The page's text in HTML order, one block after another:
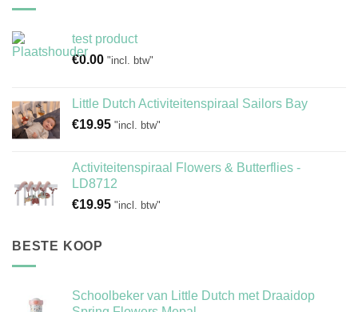
test product
€0.00 "incl. btw"
Little Dutch Activiteitenspiraal Sailors Bay
€19.95 "incl. btw"
Activiteitenspiraal Flowers & Butterflies -
LD8712
€19.95 "incl. btw"
BESTE KOOP
Schoolbeker van Little Dutch met Draaidop